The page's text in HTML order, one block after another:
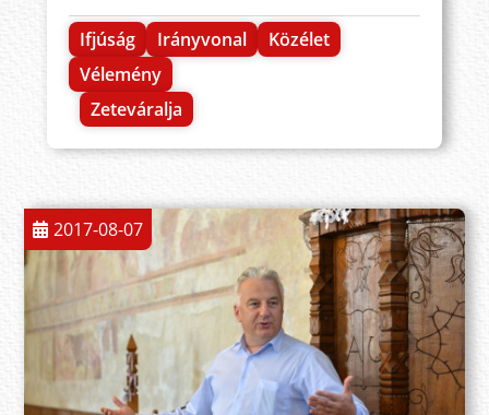
Ifjúság Irányvonal
Közélet
Vélemény
Zeteváralja
2017-08-07